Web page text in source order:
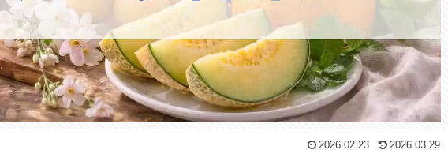
2026.02.23 2026.03.29